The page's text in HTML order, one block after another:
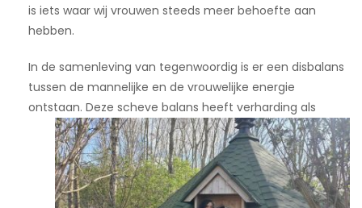
is iets waar wij vrouwen steeds meer behoefte aan
hebben.
In de samenleving van tegenwoordig is er een disbalans
tussen de mannelijke en de vrouwelijke energie
ontstaan. Deze scheve balans heeft verharding als